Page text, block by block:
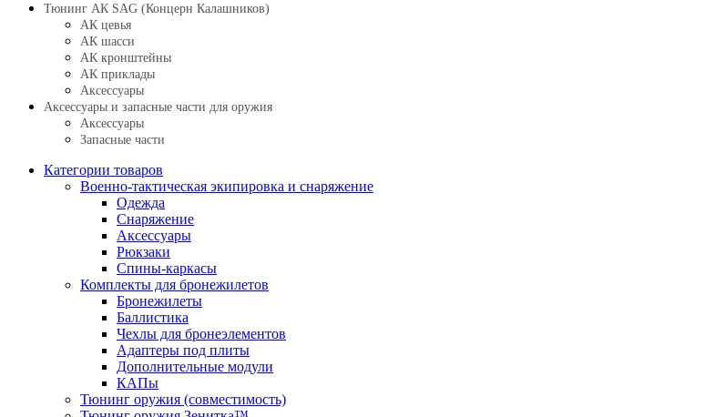
Тюнинг АК SAG (Концерн Калашников)
АК цевья
АК шасси
АК кронштейны
АК приклады
Аксессуары
Аксессуары и запасные части для оружия
Аксессуары
Запасные части
Категории товаров
Военно-тактическая экипировка и снаряжение
Одежда
Снаряжение
Аксессуары
Рюкзаки
Спины-каркасы
Комплекты для бронежилетов
Бронежилеты
Баллистика
Чехлы для бронеэлементов
Адаптеры под плиты
Дополнительные модули
КАПы
Тюнинг оружия (совместимость)